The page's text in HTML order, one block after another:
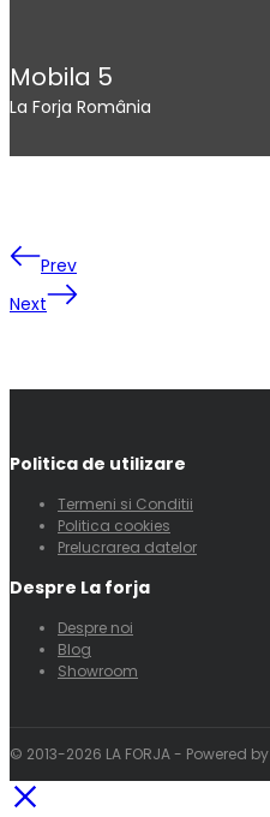
Mobila 5
La Forja România
Prev
Next
Politica de utilizare
Termeni si Conditii
Politica cookies
Prelucrarea datelor
Despre La forja
Despre noi
Blog
Showroom
© 2013-2026 LA FORJA - Powered by